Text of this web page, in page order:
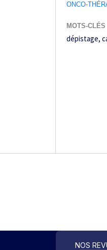
ONCO-
MOTS-CLÉS
dépistage
NOS